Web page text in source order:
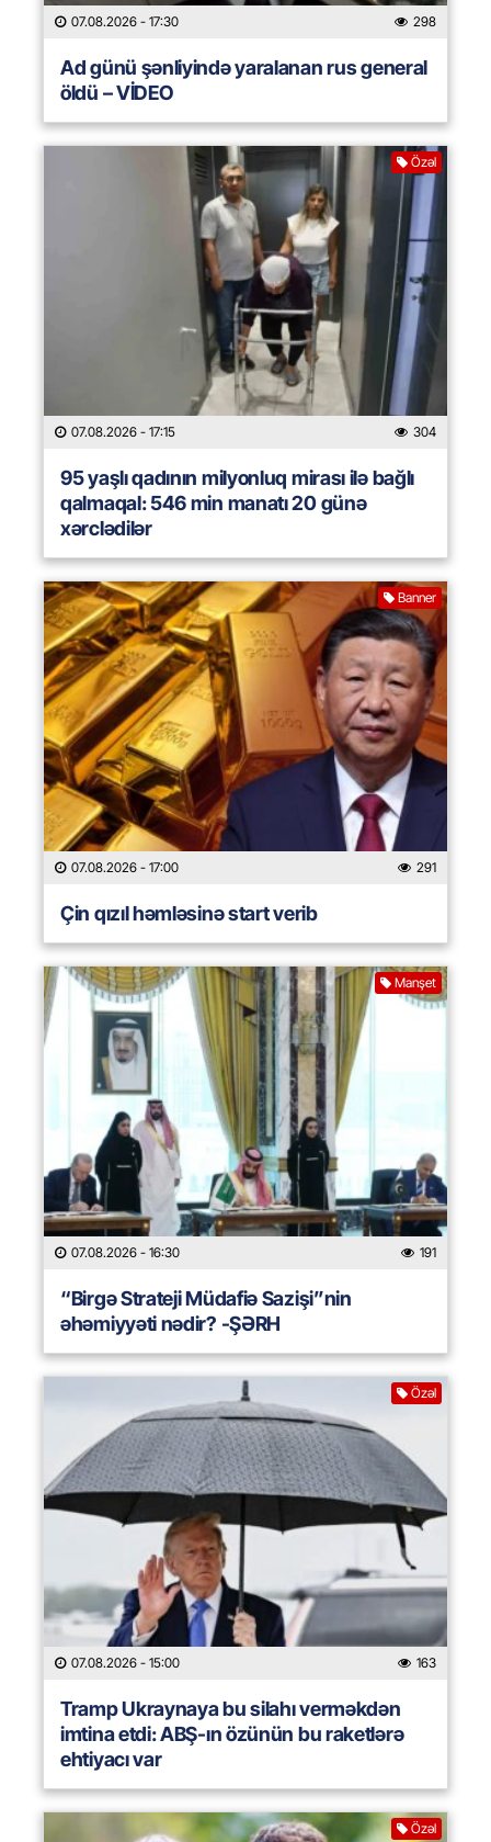
07.08.2026 - 17:30 298
Ad günü şənliyində yaralanan rus general
öldü – VİDEO
Özəl
07.08.2026 - 17:15 304
95 yaşlı qadının milyonluq mirası ilə bağlı
qalmaqal: 546 min manatı 20 günə
xərclədilər
Banner
07.08.2026 - 17:00 291
Çin qızıl həmləsinə start verib
Manşet
07.08.2026 - 16:30 191
“Birgə Strateji Müdafiə Sazişi”nin
əhəmiyyəti nədir? -ŞƏRH
Özəl
07.08.2026 - 15:00 163
Tramp Ukraynaya bu silahı verməkdən
imtina etdi: ABŞ-ın özünün bu raketlərə
ehtiyacı var
Özəl